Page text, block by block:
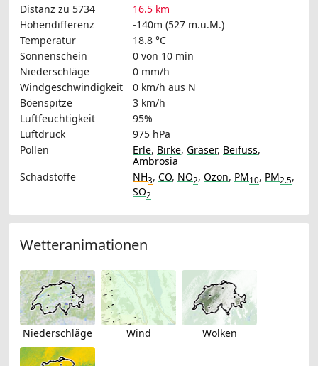
Distanz zu 5734
16.5 km
Höhendifferenz
-140m (527 m.ü.M.)
Temperatur
18.8 °C
Sonnenschein
0 von 10 min
Niederschläge
0 mm/h
Windgeschwindigkeit
0 km/h aus N
Böenspitze
3 km/h
Luftfeuchtigkeit
95%
Luftdruck
975 hPa
Pollen
Erle, Birke, Gräser, Beifuss,
Ambrosia
Schadstoffe
NH3, CO, NO2, Ozon, PM10, PM2.5,
SO2
Wetteranimationen
Niederschläge Wind Wolken